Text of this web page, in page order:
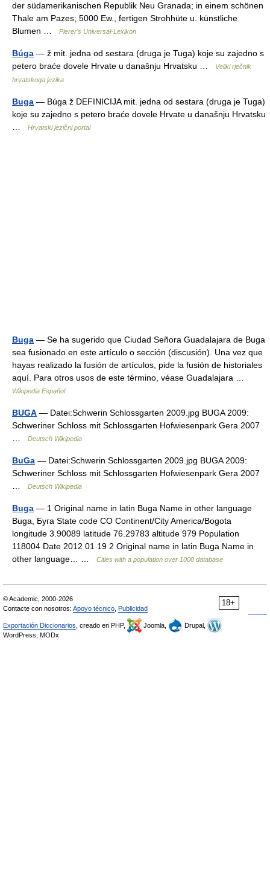
der südamerikanischen Republik Neu Granada; in einem schönen
Thale am Pazes; 5000 Ew., fertigen Strohhüte u. künstliche
Blumen …
Pierer's Universal-Lexikon
Búga — ž mit. jedna od sestara (druga je Tuga) koje su zajedno s
petero braće dovele Hrvate u današnju Hrvatsku …
Veliki rječnik
hrvatskoga jezika
Buga — Búga ž DEFINICIJA mit. jedna od sestara (druga je Tuga)
koje su zajedno s petero braće dovele Hrvate u današnju Hrvatsku
Hrvatski jezični portal
Buga — Se ha sugerido que Ciudad Señora Guadalajara de Buga
sea fusionado en este artículo o sección (discusión). Una vez que
hayas realizado la fusión de artículos, pide la fusión de historiales
aquí. Para otros usos de este término, véase Guadalajara …
Wikipedia Español
BUGA — Datei:Schwerin Schlossgarten 2009.jpg BUGA 2009:
Schweriner Schloss mit Schlossgarten Hofwiesenpark Gera 2007
Deutsch Wikipedia
BuGa — Datei:Schwerin Schlossgarten 2009.jpg BUGA 2009:
Schweriner Schloss mit Schlossgarten Hofwiesenpark Gera 2007
Deutsch Wikipedia
Buga — 1 Original name in latin Buga Name in other language
Buga, Буга State code CO Continent/City America/Bogota
longitude 3.90089 latitude 76.29783 altitude 979 Population
118004 Date 2012 01 19 2 Original name in latin Buga Name in
other language… …
Cities with a population over 1000 database
18+
© Academic, 2000-2026
Contacte con nosotros: Apoyo técnico Publicidad
Exportación Diccionarios , creado en PHP, Joomla,
Drupal,
WordPress, MODx.